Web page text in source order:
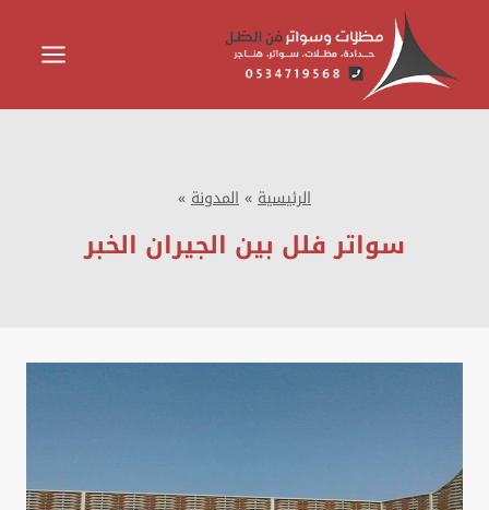
المحتوى
الرئيسية»المدونة»
سواتر فلل بين الجيران الخبر